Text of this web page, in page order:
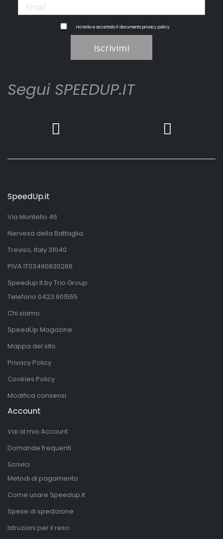
Ho letto e accettato il documentoprivacy policy
Iscrivimi
Segui SPEEDUP.IT
SpeedUp.it
Via Montello 46
Nervesa della Battaglia
Treviso, Italy 31040
PIVA IT03490830266
Speedup.it by Trio Group
Telefono 0423.601555
Chi siamo
SpeedUp Magazine
Mappa del sito
Privacy Policy
Cookies Policy
Modifica consensi
Account
Vai al mio Account
Domande frequenti
Scrivici
Metodi di pagamento
Come usare Speedup.it
Spese di spedizione
Istruzioni per il reso